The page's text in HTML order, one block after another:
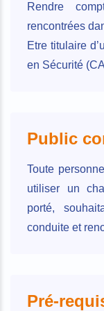
Rendre
rencontrées
Etre titulaire
en Sécurité
Public
Toute
utiliser un
porté,
conduite et
Pré-